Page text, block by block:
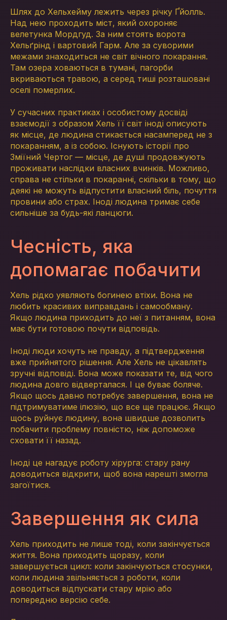
Шлях до Хельхейму лежить через річку Ґйолль.
Над нею проходить міст, який охороняє
велетунка Мордгуд. За ним стоять ворота
Хельґрінд і вартовий Гарм. Але за суворими
межами знаходиться не світ вічного покарання.
Там озера ховаються в тумані, пагорби
вкриваються травою, а серед тиші розташовані
оселі померлих.
У сучасних практиках і особистому досвіді
взаємодії з образом Хель її світ іноді описують
як місце, де людина стикається насамперед не з
покаранням, а із собою. Існують історії про
Зміїний Чертог — місце, де душі продовжують
проживати наслідки власних вчинків. Можливо,
справа не стільки в покаранні, скільки в тому, що
деякі не можуть відпустити власний біль, почуття
провини або страх. Іноді людина тримає себе
сильніше за будь-які ланцюги.
Чесність, яка
допомагає побачити
Хель рідко уявляють богинею втіхи. Вона не
любить красивих виправдань і самообману.
Якщо людина приходить до неї з питанням, вона
має бути готовою почути відповідь.
Іноді люди хочуть не правду, а підтвердження
вже прийнятого рішення. Але Хель не цікавлять
зручні відповіді. Вона може показати те, від чого
людина довго відверталася. І це буває боляче.
Якщо щось давно потребує завершення, вона не
підтримуватиме ілюзію, що все ще працює. Якщо
щось руйнує людину, вона швидше дозволить
побачити проблему повністю, ніж допоможе
сховати її назад.
Іноді це нагадує роботу хірурга: стару рану
доводиться відкрити, щоб вона нарешті змогла
загоїтися.
Завершення як сила
Хель приходить не лише тоді, коли закінчується
життя. Вона приходить щоразу, коли
завершується цикл: коли закінчуються стосунки,
коли людина звільняється з роботи, коли
доводиться відпускати стару мрію або
попередню версію себе.